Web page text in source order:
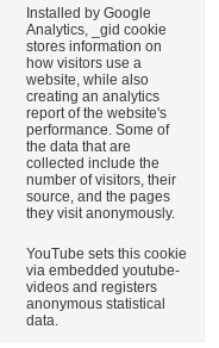
Installed by Google
Analytics, _gid cookie
stores information on
how visitors use a
website, while also
creating an analytics
report of the website's
performance. Some of
the data that are
collected include the
number of visitors, their
source, and the pages
they visit anonymously.
YouTube sets this cookie
via embedded youtube-
videos and registers
anonymous statistical
data.